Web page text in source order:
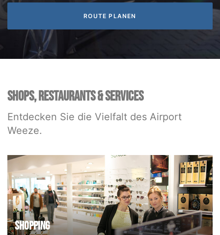
SHOPS, RESTAURANTS & SERVICES
Entdecken Sie die Vielfalt des Airport
Weeze.
Shopping